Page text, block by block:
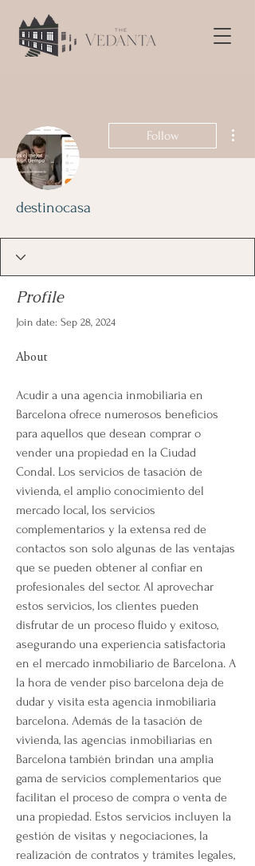
Follow
destinocasa
Profile
Join date: Sep 28, 2024
About
Acudir a una agencia inmobiliaria en
Barcelona ofrece numerosos beneficios
para aquellos que desean comprar o
vender una propiedad en la Ciudad
Condal. Los servicios de tasación de
vivienda, el amplio conocimiento del
mercado local, los servicios
complementarios y la extensa red de
contactos son solo algunas de las ventajas
que se pueden obtener al confiar en
profesionales del sector. Al aprovechar
estos servicios, los clientes pueden
disfrutar de un proceso fluido y exitoso,
asegurando una experiencia satisfactoria
en el mercado inmobiliario de Barcelona. A
la hora de vender piso barcelona deja de
dudar y visita esta agencia inmobiliaria
barcelona. Además de la tasación de
vivienda, las agencias inmobiliarias en
Barcelona también brindan una amplia
gama de servicios complementarios que
facilitan el proceso de compra o venta de
una propiedad. Estos servicios incluyen la
gestión de visitas y negociaciones, la
realización de contratos y trámites legales,